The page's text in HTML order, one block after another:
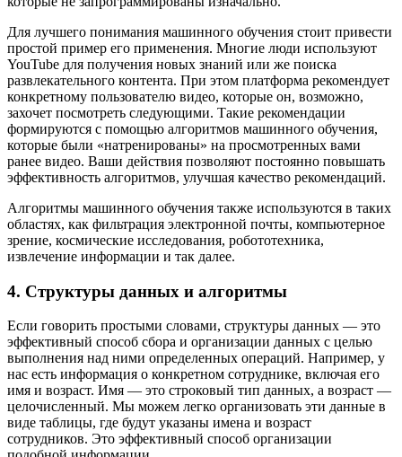
Для лучшего понимания машинного обучения стоит привести
простой пример его применения. Многие люди используют
YouTube для получения новых знаний или же поиска
развлекательного контента. При этом платформа рекомендует
конкретному пользователю видео, которые он, возможно,
захочет посмотреть следующими. Такие рекомендации
формируются с помощью алгоритмов машинного обучения,
которые были «натренированы» на просмотренных вами
ранее видео. Ваши действия позволяют постоянно повышать
эффективность алгоритмов, улучшая качество рекомендаций.
Алгоритмы машинного обучения также используются в таких
областях, как фильтрация электронной почты, компьютерное
зрение, космические исследования, робототехника,
извлечение информации и так далее.
4. Структуры данных и алгоритмы
Если говорить простыми словами, структуры данных — это
эффективный способ сбора и организации данных с целью
выполнения над ними определенных операций. Например, у
нас есть информация о конкретном сотруднике, включая его
имя и возраст. Имя — это строковый тип данных, а возраст —
целочисленный. Мы можем легко организовать эти данные в
виде таблицы, где будут указаны имена и возраст
сотрудников. Это эффективный способ организации